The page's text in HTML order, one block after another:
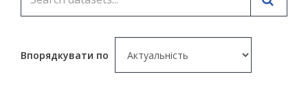
Впорядкувати по